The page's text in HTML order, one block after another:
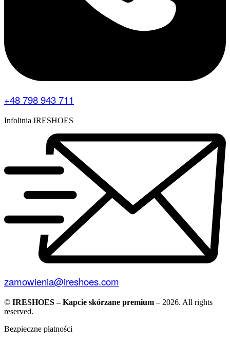
+48 798 943 711
Infolinia IRESHOES
zamowienia@ireshoes.com
© IRESHOES – Kapcie skórzane premium – 2026. All rights
reserved.
Bezpieczne płatności